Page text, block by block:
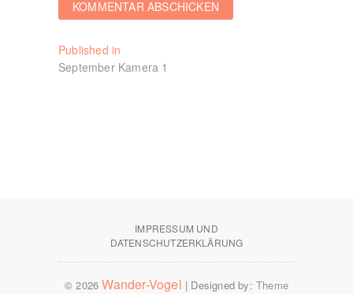
Beitragsnavigation
Published in
September Kamera 1
IMPRESSUM UND
DATENSCHUTZERKLÄRUNG
© 2026Wander-Vogel | Designed by: Theme